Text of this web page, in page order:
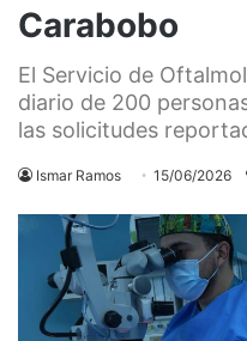
Carabobo
El Servicio de
diario de 200
las solicitudes
Ismar Ramos 15/06/2026